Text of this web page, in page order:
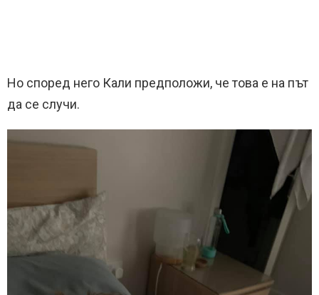
Но според него Кали предположи, че това е на път
да се случи.